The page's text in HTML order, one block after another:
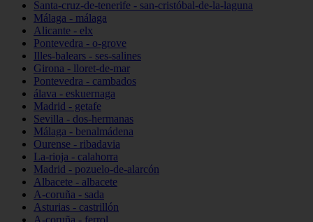
Santa-cruz-de-tenerife - san-cristóbal-de-la-laguna
Málaga - málaga
Alicante - elx
Pontevedra - o-grove
Illes-balears - ses-salines
Girona - lloret-de-mar
Pontevedra - cambados
álava - eskuernaga
Madrid - getafe
Sevilla - dos-hermanas
Málaga - benalmádena
Ourense - ribadavia
La-rioja - calahorra
Madrid - pozuelo-de-alarcón
Albacete - albacete
A-coruña - sada
Asturias - castrillón
A-coruña - ferrol